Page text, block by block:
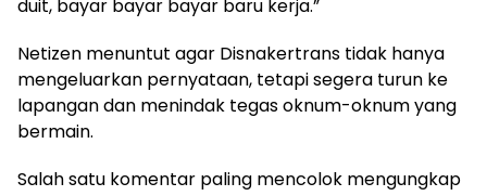
duit, bayar bayar bayar baru kerja.”
Netizen menuntut agar Disnakertrans tidak hanya
mengeluarkan pernyataan, tetapi segera turun ke
lapangan dan menindak tegas oknum-oknum yang
bermain.
Salah satu komentar paling mencolok mengungkap